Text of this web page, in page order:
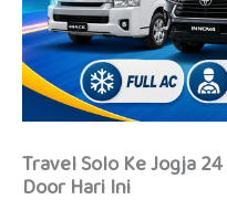
Travel Solo Ke Jogja
Door Hari Ini